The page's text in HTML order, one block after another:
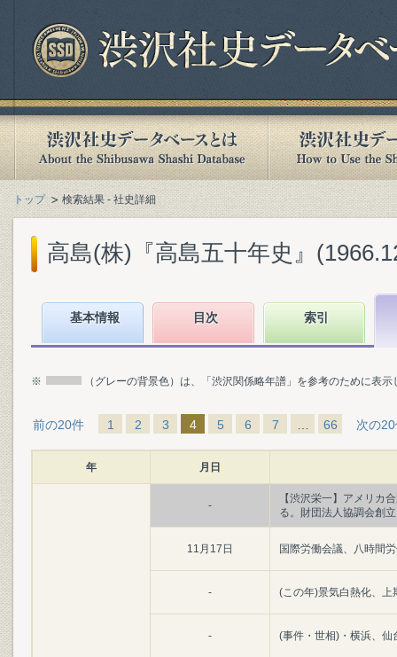
トップ 検索結果 - 社史詳細
高島(株)『高島五十年史』
基本情報 目次 索引
※ （グレーの背景色）は、「渋沢関係略年譜」を参考のために表
前の20件 1 2 3 4 5 6 7 66 次の
年 月日
-
【渋沢栄一】アメリカ
る。財団法人協調会創
11月17日 国際労働会議、八時間
- (この年)景気白熱化、上
- (事件・世相)・横浜、仙